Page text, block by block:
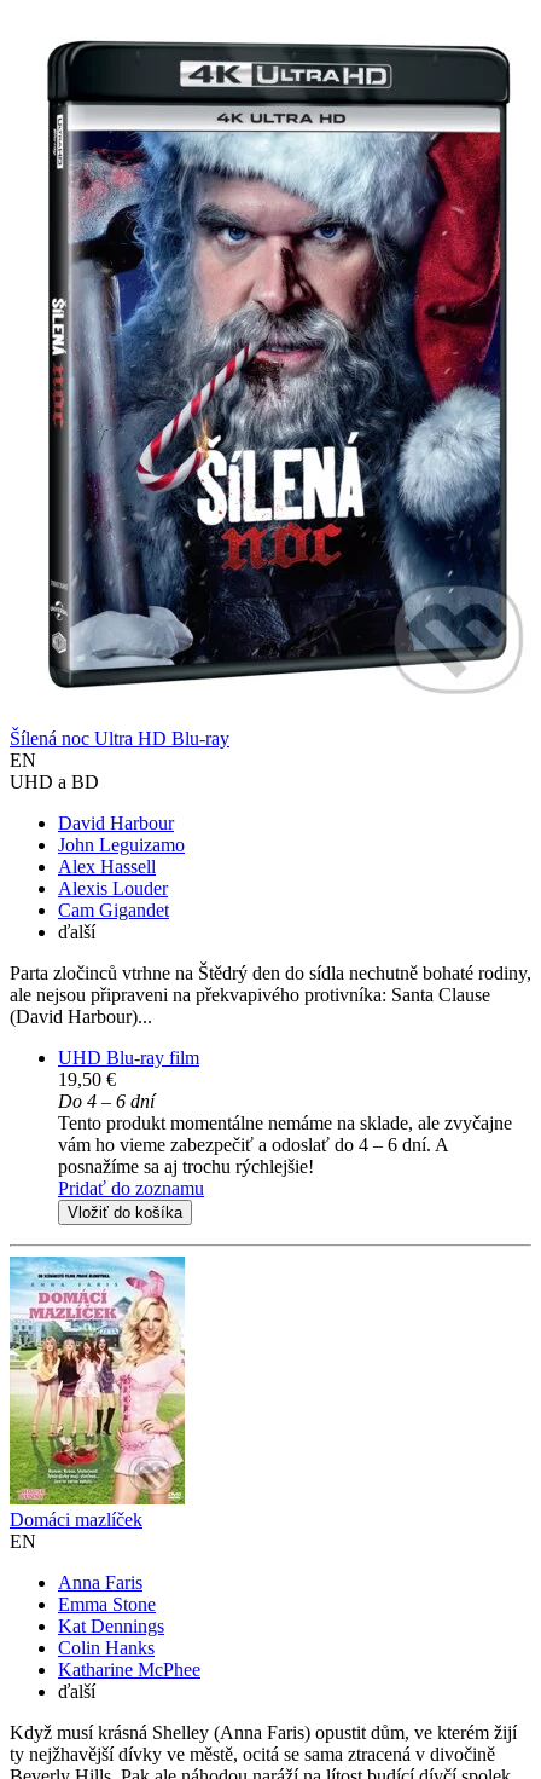
Šílená noc Ultra HD Blu-ray
EN
UHD a BD
David Harbour
John Leguizamo
Alex Hassell
Alexis Louder
Cam Gigandet
ďalší
Parta zločinců vtrhne na Štědrý den do sídla nechutně bohaté rodiny,
ale nejsou připraveni na překvapivého protivníka: Santa Clause
(David Harbour)...
UHD Blu-ray film
19,50 €
Do 4 – 6 dní
Tento produkt momentálne nemáme na sklade, ale zvyčajne
vám ho vieme zabezpečiť a odoslať do 4 – 6 dní. A
posnažíme sa aj trochu rýchlejšie!
Pridať do zoznamu
Vložiť do košíka
Domáci mazlíček
EN
Anna Faris
Emma Stone
Kat Dennings
Colin Hanks
Katharine McPhee
ďalší
Když musí krásná Shelley (Anna Faris) opustit dům, ve kterém žijí
ty nejžhavější dívky ve městě, ocitá se sama ztracená v divočině